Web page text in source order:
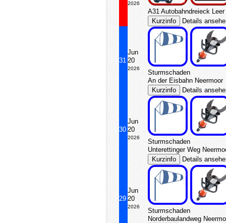
2026
A31 Autobahndreieck
Details
31
Jun
20
2026
Sturmschaden
An der Eisbahn Neermoor
Details
30
Jun
20
2026
Sturmschaden
Unterettinger Weg
Details
29
Jun
20
2026
Sturmschaden
Norderbaulandweg